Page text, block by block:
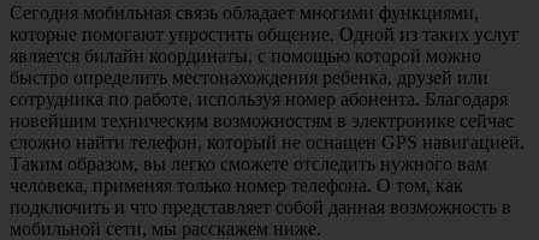
Сегодня мобильная связь обладает многими функциями,
которые помогают упростить общение. Одной из таких услуг
является билайн координаты, с помощью которой можно
быстро определить местонахождения ребенка, друзей или
сотрудника по работе, используя номер абонента. Благодаря
новейшим техническим возможностям в электронике сейчас
сложно найти телефон, который не оснащен GPS навигацией.
Таким образом, вы легко сможете отследить нужного вам
человека, применяя только номер телефона. О том, как
подключить и что представляет собой данная возможность в
мобильной сети, мы расскажем ниже.